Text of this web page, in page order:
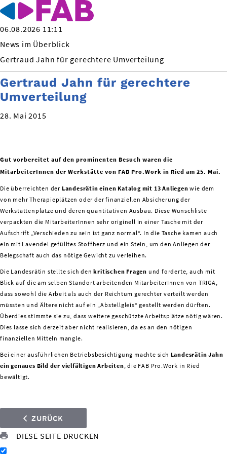
06.08.2026 11:11
News im Überblick
Gertraud Jahn für gerechtere Umverteilung
Gertraud Jahn für gerechtere
Umverteilung
28. Mai 2015
Gut vorbereitet auf den prominenten Besuch waren die
MitarbeiterInnen der Werkstätte von FAB Pro.Work in Ried am 25. Mai.
Die überreichten der Landesrätin einen Katalog mit 13 Anliegen wie dem
von mehr Therapieplätzen oder der finanziellen Absicherung der
Werkstättenplätze und deren quantitativen Ausbau. Diese Wunschliste
verpackten die MitarbeiterInnen sehr originell in einer Tasche mit der
Aufschrift „Verschieden zu sein ist ganz normal“. In die Tasche kamen auch
ein mit Lavendel gefülltes Stoffherz und ein Stein, um den Anliegen der
Belegschaft auch das nötige Gewicht zu verleihen.
Die Landesrätin stellte sich den kritischen Fragen und forderte, auch mit
Blick auf die am selben Standort arbeitenden MitarbeiterInnen von TRIGA,
dass sowohl die Arbeit als auch der Reichtum gerechter verteilt werden
müssten und Ältere nicht auf ein „Abstellgleis“ gestellt werden dürften.
Überdies stimmte sie zu, dass weitere geschützte Arbeitsplätze nötig wären.
Dies lasse sich derzeit aber nicht realisieren, da es an den nötigen
finanziellen Mitteln mangle.
Bei einer ausführlichen Betriebsbesichtigung machte sich Landesrätin Jahn
ein genaues Bild der vielfältigen Arbeiten, die FAB Pro.Work in Ried
bewältigt.
ZURÜCK
DIESE SEITE DRUCKEN